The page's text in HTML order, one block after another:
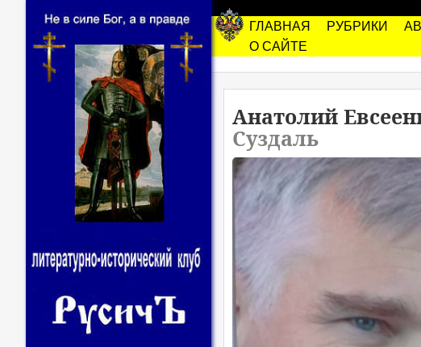
ГЛАВНАЯ РУБРИКИ
О САЙТЕ
Анатолий
Суздаль